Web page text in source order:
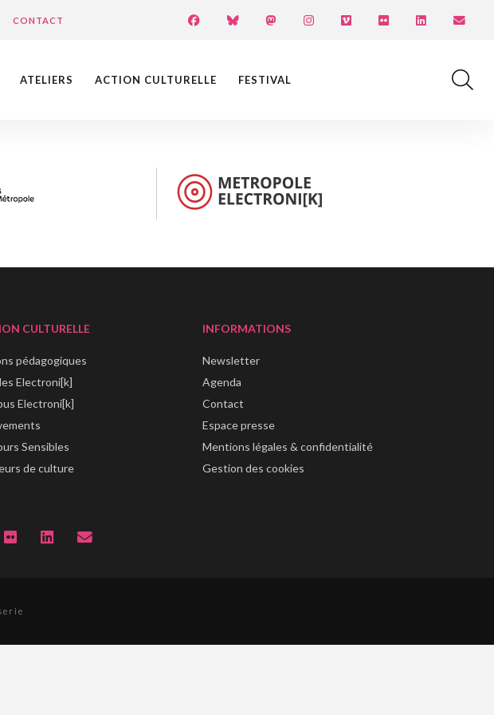
CONTACT
ATELIERS ACTION CULTURELLE FESTIVAL
CULTURELLE
pédagogiques
Electroni[k]
Electroni[k]
Sensibles
de culture
INFORMATIONS
Newsletter
Agenda
Contact
Espace presse
Mentions légales & confidentialité
Gestion des cookies